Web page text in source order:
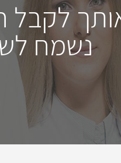
נשמח